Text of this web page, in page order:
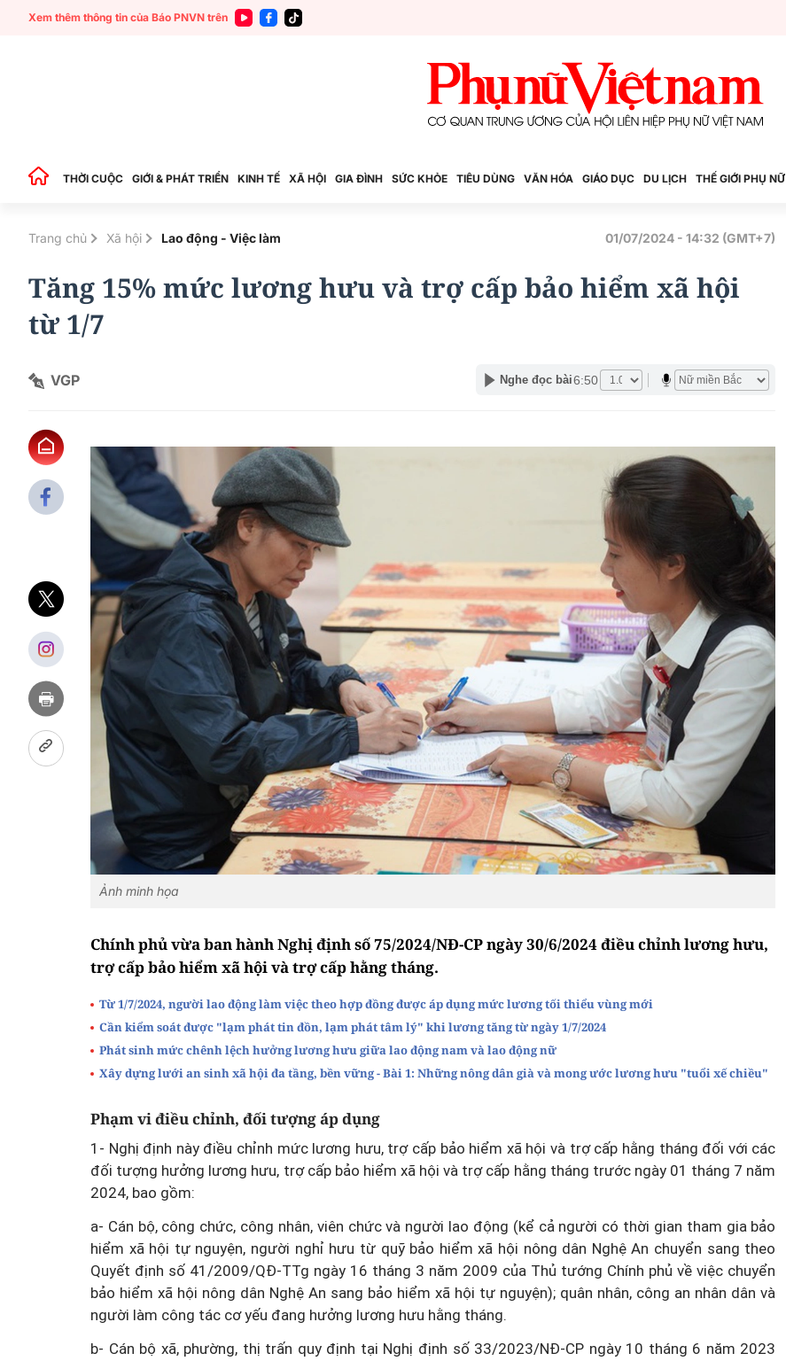
Xem thêm thông tin của Báo PNVN trên
THỜI CUỘC GIỚI & PHÁT TRIỂN KINH TẾ XÃ HỘI GIA ĐÌNH SỨC KHỎE TIÊU DÙNG VĂN HÓA GIÁO DỤC DU LỊCH THẾ GIỚI PHỤ NỮ
Trang chủ Xã hội Lao động - Việc làm 01/07/2024 - 14:32 (GMT+7)
Tăng 15% mức lương hưu và trợ cấp bảo hiểm xã hội
từ 1/7
VGP Nghe đọc bài6:50
Ảnh minh họa
Chính phủ vừa ban hành Nghị định số 75/2024/NĐ-CP ngày 30/6/2024 điều chỉnh lương hưu,
trợ cấp bảo hiểm xã hội và trợ cấp hằng tháng.
Từ 1/7/2024, người lao động làm việc theo hợp đồng được áp dụng mức lương tối thiểu vùng mới
Cần kiểm soát được "lạm phát tin đồn, lạm phát tâm lý" khi lương tăng từ ngày 1/7/2024
Phát sinh mức chênh lệch hưởng lương hưu giữa lao động nam và lao động nữ
Xây dựng lưới an sinh xã hội đa tầng, bền vững - Bài 1: Những nông dân già và mong ước lương hưu "tuổi xế chiều"
Phạm vi điều chỉnh, đối tượng áp dụng
1- Nghị định này điều chỉnh mức lương hưu, trợ cấp bảo hiểm xã hội và trợ cấp hằng tháng đối với các
đối tượng hưởng lương hưu, trợ cấp bảo hiểm xã hội và trợ cấp hằng tháng trước ngày 01 tháng 7 năm
2024, bao gồm:
a- Cán bộ, công chức, công nhân, viên chức và người lao động (kể cả người có thời gian tham gia bảo
hiểm xã hội tự nguyện, người nghỉ hưu từ quỹ bảo hiểm xã hội nông dân Nghệ An chuyển sang theo
Quyết định số 41/2009/QĐ-TTg ngày 16 tháng 3 năm 2009 của Thủ tướng Chính phủ về việc chuyển
bảo hiểm xã hội nông dân Nghệ An sang bảo hiểm xã hội tự nguyện); quân nhân, công an nhân dân và
người làm công tác cơ yếu đang hưởng lương hưu hằng tháng.
b- Cán bộ xã, phường, thị trấn quy định tại Nghị định số 33/2023/NĐ-CP ngày 10 tháng 6 năm 2023